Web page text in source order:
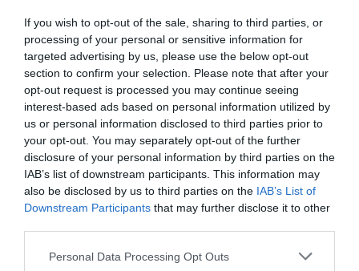
If you wish to opt-out of the sale, sharing to third parties, or
processing of your personal or sensitive information for
targeted advertising by us, please use the below opt-out
section to confirm your selection. Please note that after your
opt-out request is processed you may continue seeing
interest-based ads based on personal information utilized by
us or personal information disclosed to third parties prior to
your opt-out. You may separately opt-out of the further
disclosure of your personal information by third parties on the
IAB’s list of downstream participants. This information may
also be disclosed by us to third parties on the IAB’s List of
Downstream Participants that may further disclose it to other
Please note that this website/app uses one or more Google
Personal Data Processing Opt Outs
l’ancella di Sánchez